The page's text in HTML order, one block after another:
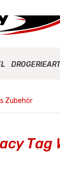
Zubehör
Tag